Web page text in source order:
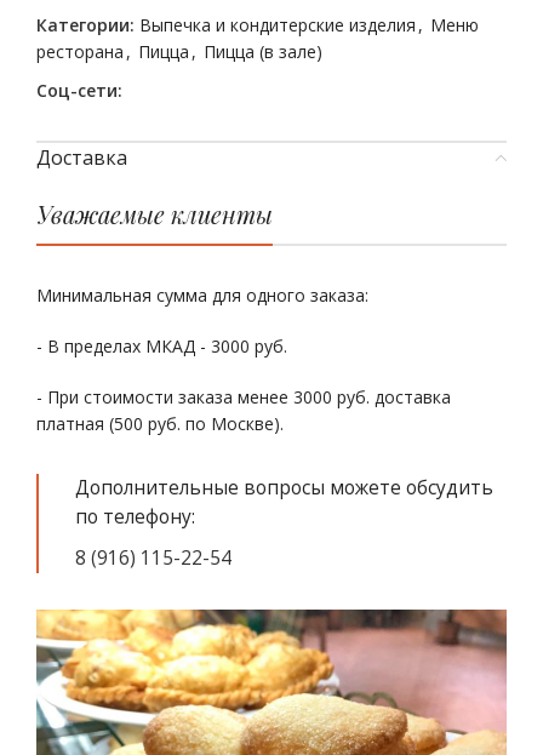
Категории: Выпечка и кондитерские изделия , Меню
ресторана , Пицца , Пицца (в зале)
Соц-сети:
Доставка
Уважаемые клиенты
Минимальная сумма для одного заказа:
- В пределах МКАД - 3000 руб.
- При стоимости заказа менее 3000 руб. доставка
платная (500 руб. по Москве).
Дополнительные вопросы можете обсудить
по телефону:
8 (916) 115-22-54